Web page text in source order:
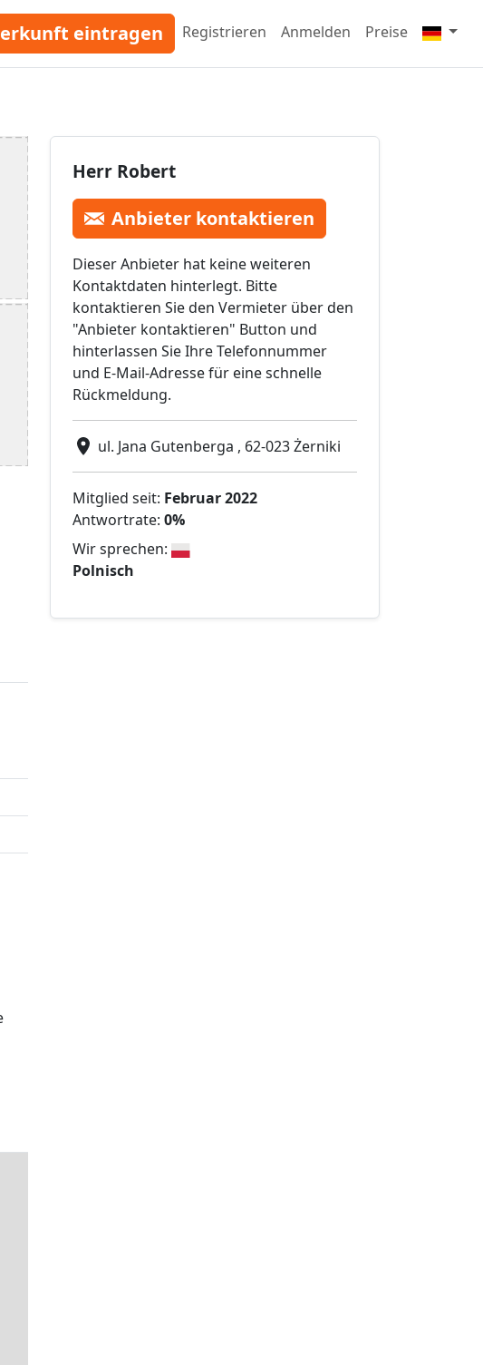
eintragen Registrieren Anmelden Preise
Herr Robert
Anbieter kontaktieren
Dieser Anbieter hat keine weiteren
Kontaktdaten hinterlegt. Bitte
kontaktieren Sie den Vermieter über den
"Anbieter kontaktieren" Button und
hinterlassen Sie Ihre Telefonnummer
und E-Mail-Adresse für eine schnelle
Rückmeldung.
ul. Jana Gutenberga , 62-023 Żerniki
Mitglied seit: Februar 2022
Antwortrate: 0%
Wir sprechen:
Polnisch